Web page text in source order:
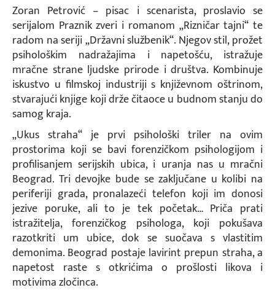
Zoran Petrović – pisac i scenarista, proslavio se
serijalom Praznik zveri i romanom „Rizničar tajni“ te
radom na seriji „Državni službenik“. Njegov stil, prožet
psihološkim nadražajima i napetošću, istražuje
mračne strane ljudske prirode i društva. Kombinuje
iskustvo u filmskoj industriji s književnom oštrinom,
stvarajući knjige koji drže čitaoce u budnom stanju do
samog kraja.
„Ukus straha“ je prvi psihološki triler na ovim
prostorima koji se bavi forenzičkom psihologijom i
profilisanjem serijskih ubica, i uranja nas u mračni
Beograd. Tri devojke bude se zaključane u kolibi na
periferiji grada, pronalazeći telefon koji im donosi
jezive poruke, ali to je tek početak… Priča prati
istražitelja, forenzičkog psihologa, koji pokušava
razotkriti um ubice, dok se suočava s vlastitim
demonima. Beograd postaje lavirint prepun straha, a
napetost raste s otkrićima o prošlosti likova i
motivima zločinca.